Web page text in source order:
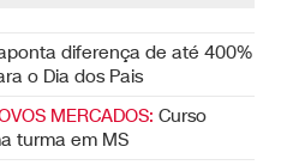
diferença de até 400%
o Dia dos Pais
MERCADOS: Curso
turma em MS